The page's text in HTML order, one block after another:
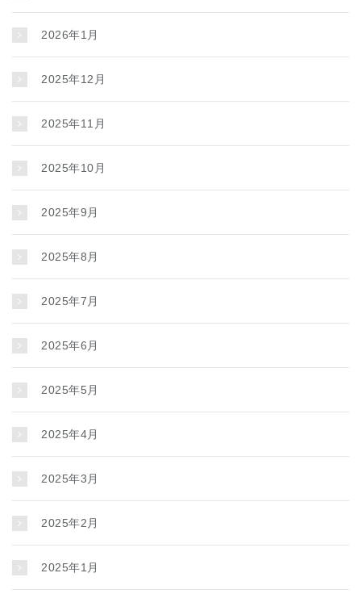
2026年1月
2025年12月
2025年11月
2025年10月
2025年9月
2025年8月
2025年7月
2025年6月
2025年5月
2025年4月
2025年3月
2025年2月
2025年1月